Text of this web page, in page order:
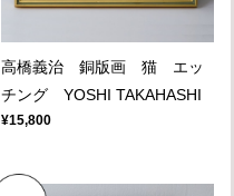
高橋義治 銅版画 猫 エッ
チング YOSHI TAKAHASHI
¥15,800